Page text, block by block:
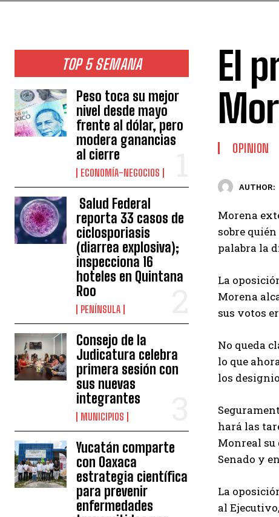
TOP 5 SEMANA
Peso toca su mejor
nivel desde mayo
frente al dólar, pero
modera ganancias
al cierre
ECONOMÍA-NEGOCIOS
Salud Federal
reporta 33 casos de
ciclosporiasis
(diarrea explosiva);
inspecciona 16
hoteles en Quintana
Roo
PENÍNSULA
Consejo de la
Judicatura celebra
primera sesión con
sus nuevas
integrantes
MUNICIPIOS
Yucatán comparte
con Oaxaca
estrategia científica
para prevenir
enfermedades
El
OPINION
AUTHOR:
Morena
sobre
palabra la
La
Morena
sus votos
No queda
lo que
los
hará las
Monreal su
Senado y
La
al